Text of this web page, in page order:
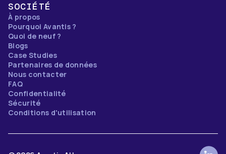
SOCIÉTÉ
À propos
Pourquoi Avantis ?
Quoi de neuf ?
Blogs
Case Studies
Partenaires de données
Nous contacter
FAQ
Confidentialité
Sécurité
Conditions d'utilisation